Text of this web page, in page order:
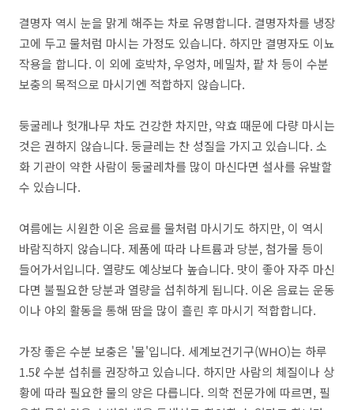
결명자 역시 눈을 맑게 해주는 차로 유명합니다. 결명자차를 냉장
고에 두고 물처럼 마시는 가정도 있습니다. 하지만 결명자도 이뇨
작용을 합니다. 이 외에 호박차, 우엉차, 메밀차, 팥 차 등이 수분
보충의 목적으로 마시기엔 적합하지 않습니다.
둥굴레나 헛개나무 차도 건강한 차지만, 약효 때문에 다량 마시는
것은 권하지 않습니다. 둥글레는 찬 성질을 가지고 있습니다. 소
화 기관이 약한 사람이 둥굴레차를 많이 마신다면 설사를 유발할
수 있습니다.
여름에는 시원한 이온 음료를 물처럼 마시기도 하지만, 이 역시
바람직하지 않습니다. 제품에 따라 나트륨과 당분, 첨가물 등이
들어가서입니다. 열량도 예상보다 높습니다. 맛이 좋아 자주 마신
다면 불필요한 당분과 열량을 섭취하게 됩니다. 이온 음료는 운동
이나 야외 활동을 통해 땀을 많이 흘린 후 마시기 적합합니다.
가장 좋은 수분 보충은 '물'입니다. 세계보건기구(WHO)는 하루
1.5ℓ 수분 섭취를 권장하고 있습니다. 하지만 사람의 체질이나 상
황에 따라 필요한 물의 양은 다릅니다. 의학 전문가에 따르면, 필